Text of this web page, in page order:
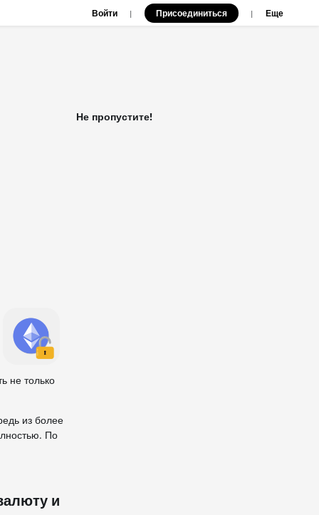
Войти | Присоединиться | Еще
не только
из более
По
и
Не пропустите!